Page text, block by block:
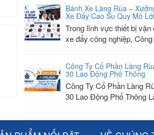
Bánh Xe Làng Rùa –
Xe Đẩy Cao Su Quy Mô
Trong lĩnh vực thiết bị vận
xe đẩy công nghiệp,
Công Ty Cổ Phần Làng
30 Lao Động Phổ Thông
Công Ty Cổ Phần Làng
30 Lao Động Phổ Thông